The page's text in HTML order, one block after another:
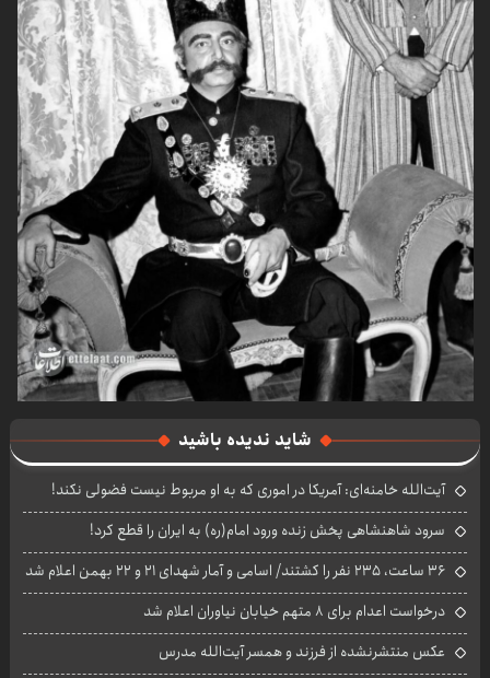
شاید ندیده باشید
آیت‌الله خامنه‌ای: آمریکا در اموری که به او مربوط نیست فضولی نکند!
سرود شاهنشاهی پخش زنده ورود امام(ره) به ایران را قطع کرد!
۳۶ ساعت، ۲۳۵ نفر را کشتند/ اسامی و آمار شهدای ۲۱ و ۲۲ بهمن اعلام شد
درخواست اعدام برای ۸ متهم خیابان نیاوران اعلام شد
عکس منتشرنشده از فرزند و همسر آیت‌الله مدرس